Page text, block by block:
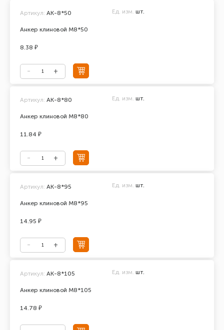
Анкер клиновой М8*50
Артикул: АК-8*50 Ед. изм. шт.
8.38 ₽
Анкер клиновой М8*80
Артикул: АК-8*80 Ед. изм. шт.
11.84 ₽
Анкер клиновой М8*95
Артикул: АК-8*95 Ед. изм. шт.
14.95 ₽
Анкер клиновой М8*105
Артикул: АК-8*105 Ед. изм. шт.
14.78 ₽